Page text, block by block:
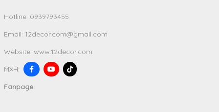
Hotline: 0939793455
Email: 12decor.com@gmail.com
Website: www.12decor.com
MXH:
Fanpage